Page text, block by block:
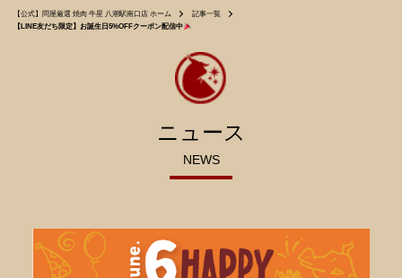
【公式】問屋厳選 焼肉 牛星 八潮駅南口店 ホーム
記事一覧
【LINE友だち限定】お誕生日5%OFFクーポン配信中
ニュース
NEWS